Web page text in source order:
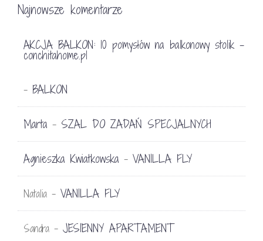
Najnowsze komentarze
AKCJA BALKON: 10 pomysłów na balkonowy stolik -
conchitahome.pl
- BALKON
Marta - SZAL DO ZADAŃ SPECJALNYCH
Agnieszka Kwiatkowska - VANILLA FLY
Natalia - VANILLA FLY
Sandra - JESIENNY APARTAMENT